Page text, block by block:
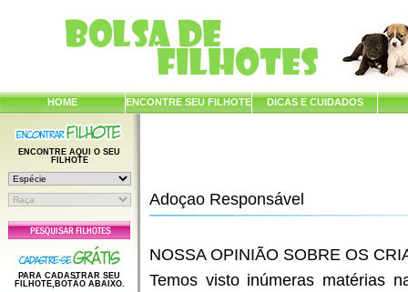
HOME ENCONTRE SEU FILHOTE DICAS E CUIDADOS
ENCONTRE AQUI O SEU
FILHOTE
PARA CADASTRAR SEU
FILHOTE,BOTÃO ABAIXO.
Adoçao Responsável
NOSSA OPINIÃO SOBRE OS
Temos visto inúmeras matérias